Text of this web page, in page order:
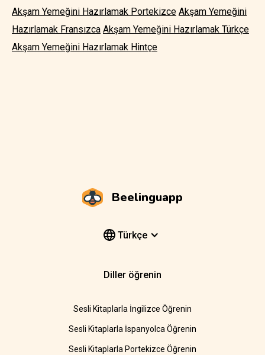
Akşam Yemeğini Hazırlamak Portekizce Akşam Yemeğini
Hazırlamak Fransızca Akşam Yemeğini Hazırlamak Türkçe
Akşam Yemeğini Hazırlamak Hintçe
Beelinguapp
Türkçe
Diller öğrenin
Sesli Kitaplarla İngilizce Öğrenin
Sesli Kitaplarla İspanyolca Öğrenin
Sesli Kitaplarla Portekizce Öğrenin